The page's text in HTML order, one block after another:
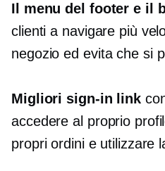
Il menu del footer e il
clienti a navigare più
negozio ed evita che si
Migliorisign-in link
accedere al proprio
propri ordini e utilizzare